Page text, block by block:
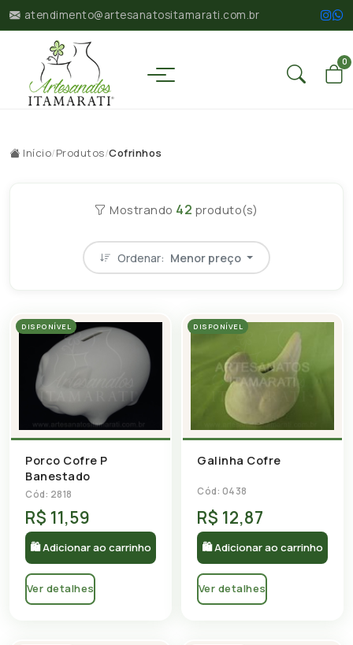
atendimento@artesanatositamarati.com.br
0
Início/Produtos/Cofrinhos
Mostrando 42 produto(s)
Ordenar: Menor preço
DISPONÍVEL
Porco Cofre P
Banestado
Cód: 2818
R$ 11,59
🛍 Adicionar ao carrinho
Ver detalhes
DISPONÍVEL
Galinha Cofre
Cód: 0438
R$ 12,87
🛍 Adicionar ao carrinho
Ver detalhes